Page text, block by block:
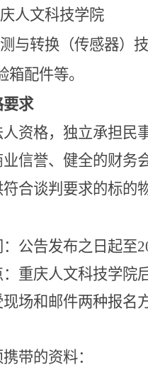
人文科技学院
与转换（传感器）
配件等。
要求
资格，独立承担民
信誉、健全的财务
合谈判要求的标的
：公告发布之日起至
：重庆人文科技学院
现场和邮件两种报名
带的资料：